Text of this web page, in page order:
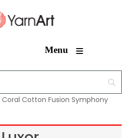
Menu ≡
Coral Cotton Fusion Symphony